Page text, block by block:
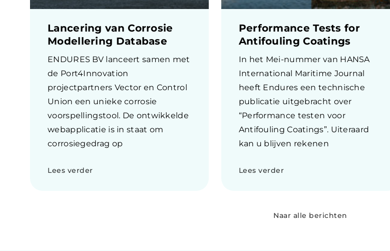
Lancering van Corrosie
Modellering Database
ENDURES BV lanceert samen met
de Port4Innovation
projectpartners Vector en Control
Union een unieke corrosie
voorspellingstool. De ontwikkelde
webapplicatie is in staat om
corrosiegedrag op
Lees verder
Performance Tests for
Antifouling Coatings
In het Mei-nummer van HANSA
International Maritime Journal
heeft Endures een technische
publicatie uitgebracht over
“Performance testen voor
Antifouling Coatings”. Uiteraard
kan u blijven rekenen
Lees verder
Naar alle berichten